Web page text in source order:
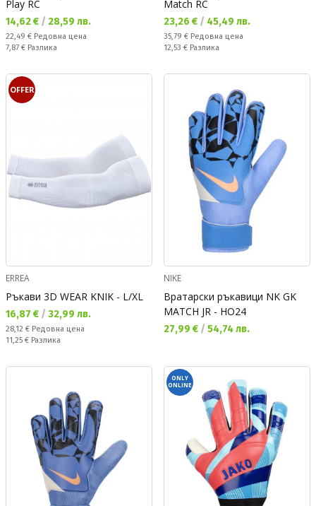
Play RC
Текуща цена:
14,62 € / 28,59 лв.
Редовна цена:
22,49 € Редовна цена
Спестявате:
7,87 € Разлика
Match RC
Текуща цена:
23,26 € / 45,49 лв.
Редовна цена:
35,79 € Редовна цена
Спестявате:
12,53 € Разлика
OFFER
ERREA
Ръкави 3D WEAR KNIK - L/XL
Текуща цена:
16,87 € / 32,99 лв.
Редовна цена:
28,12 € Редовна цена
Спестявате:
11,25 € Разлика
NIKE
Вратарски ръкавици NK GK
MATCH JR - HO24
Текуща цена:
27,99 € / 54,74 лв.
ONLY
ONLINE